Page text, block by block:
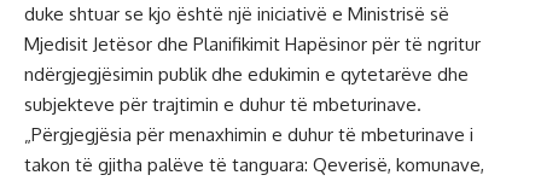
duke shtuar se kjo është një iniciativë e Ministrisë së
Mjedisit Jetësor dhe Planifikimit Hapësinor për të ngritur
ndërgjegjësimin publik dhe edukimin e qytetarëve dhe
subjekteve për trajtimin e duhur të mbeturinave.
„Përgjegjësia për menaxhimin e duhur të mbeturinave i
takon të gjitha palëve të tanguara: Qeverisë, komunave,